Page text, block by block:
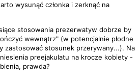
wysunąć członka i zerknąć na
stosowania prezerwatyw dobrze by
wewnątrz" (w potencjalnie płodne
zastosować stosunek przerywany...). Na
preejakulatu na krocze kobiety -
prawda?